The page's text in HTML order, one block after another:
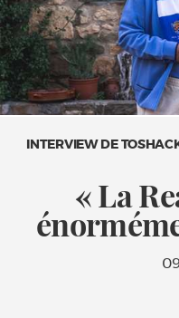
INTERVIEW DE
« La